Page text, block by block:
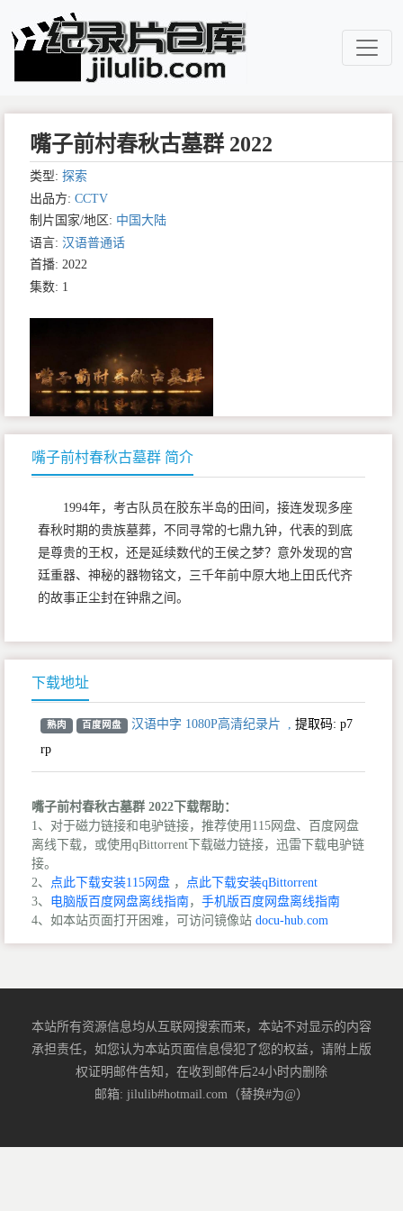
嘴子前村春秋古墓群 2022
类型: 探索
出品方: CCTV
制片国家/地区: 中国大陆
语言: 汉语普通话
首播: 2022
集数: 1
嘴子前村春秋古墓群 简介
1994年，考古队员在胶东半岛的田间，接连发现多座
春秋时期的贵族墓葬，不同寻常的七鼎九钟，代表的到底
是尊贵的王权，还是延续数代的王侯之梦？意外发现的宫
廷重器、神秘的器物铭文，三千年前中原大地上田氏代齐
的故事正尘封在钟鼎之间。
下载地址
熟肉 百度网盘 汉语中字 1080P高清纪录片 , 提取码:p7
rp
嘴子前村春秋古墓群 2022下载帮助：
1、对于磁力链接和电驴链接，推荐使用115网盘、百度网盘
离线下载，或使用qBittorrent下载磁力链接，迅雷下载电驴链
接。
2、 点此下载安装115网盘 ， 点此下载安装qBittorrent
3、 电脑版百度网盘离线指南， 手机版百度网盘离线指南
4、如本站页面打开困难，可访问镜像站 docu-hub.com
本站所有资源信息均从互联网搜索而来，本站不对显示的内容
承担责任，如您认为本站页面信息侵犯了您的权益，请附上版
权证明邮件告知，在收到邮件后24小时内删除
邮箱: jilulib#hotmail.com（替换#为@）